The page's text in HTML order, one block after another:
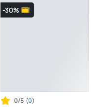
-30%
0/5 (0)